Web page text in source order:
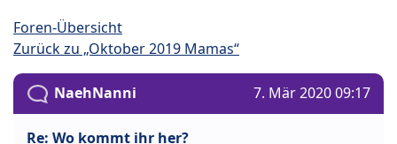
Foren-Übersicht
Zurück zu „Oktober 2019 Mamas“
NaehNanni 7. Mär 2020 09:17
Re: Wo kommt ihr her?